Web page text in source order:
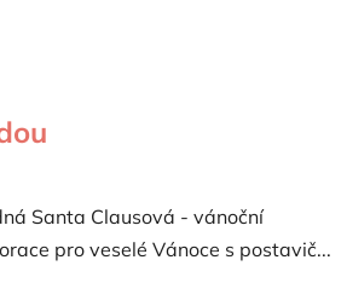
Santa Clausová - vánoční
pro veselé Vánoce s postavič...